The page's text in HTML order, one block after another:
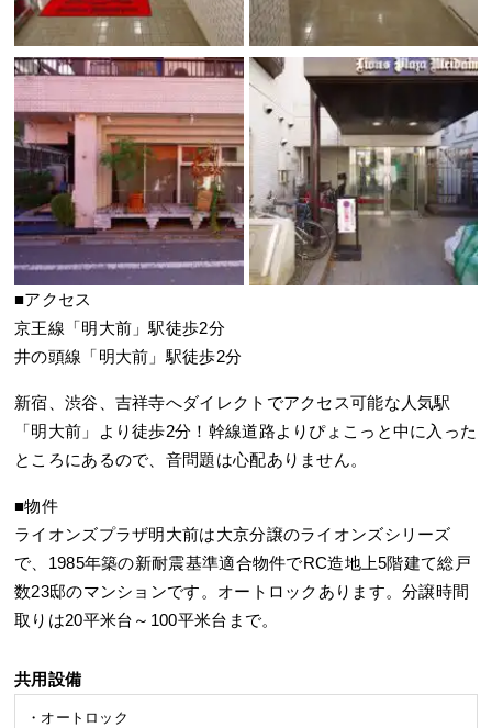
■アクセス
京王線「明大前」駅徒歩2分
井の頭線「明大前」駅徒歩2分
新宿、渋谷、吉祥寺へダイレクトでアクセス可能な人気駅
「明大前」より徒歩2分！幹線道路よりぴょこっと中に入った
ところにあるので、音問題は心配ありません。
■物件
ライオンズプラザ明大前は大京分譲のライオンズシリーズ
で、1985年築の新耐震基準適合物件でRC造地上5階建て総戸
数23邸のマンションです。オートロックあります。分譲時間
取りは20平米台～100平米台まで。
共用設備
・オートロック